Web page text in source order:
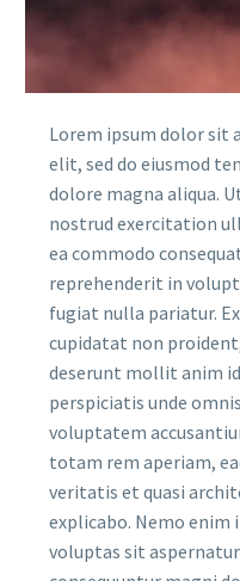
Lorem ipsum dolor sit
elit, sed do eiusmod
dolore magna aliqua.
nostrud exercitation
ea commodo
reprehenderit in
fugiat nulla pariatur.
cupidatat non
deserunt mollit anim
perspiciatis unde
voluptatem
totam rem aperiam,
veritatis et quasi
explicabo. Nemo enim
voluptas sit